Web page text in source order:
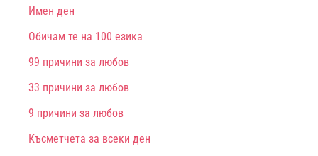
Имен ден
Обичам те на 100 езика
99 причини за любов
33 причини за любов
9 причини за любов
Късметчета за всеки ден